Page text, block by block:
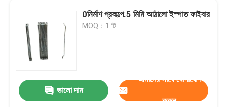
ম্যাট টেনে আনুন
0নির্মাণ প্রকল্পে.5 মিমি আঠালো ইস্পাত ফাইবার
MOQ：1 টি
ভালো দাম
আমাদের সাথে যোগাযোগ
করুন